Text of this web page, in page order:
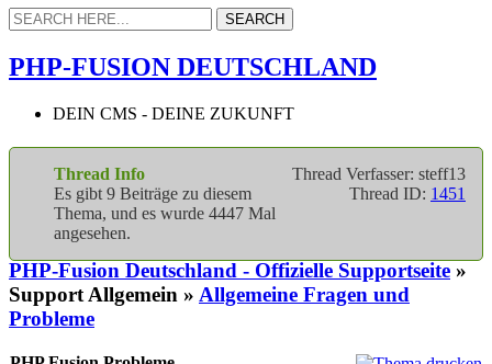
PHP-FUSION DEUTSCHLAND
DEIN CMS - DEINE ZUKUNFT
Thread Verfasser: steff13
Thread ID: 1451
Thread Info
Es gibt 9 Beiträge zu diesem
Thema, und es wurde 4447 Mal
angesehen.
PHP-Fusion Deutschland - Offizielle Supportseite »
Support Allgemein » Allgemeine Fragen und
Probleme